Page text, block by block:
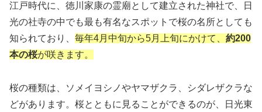
江戸時代に、徳川家康の霊廟として建立された神社で、日
光の社寺の中でも最も有名なスポットで桜の名所としても
知られており、 毎年4月中旬から5月上旬にかけて、 約200
本の桜が咲きます。
桜の種類は、ソメイヨシノやヤマザクラ、シダレザクラな
どがあります。桜とともに見ることができるのが、日光東